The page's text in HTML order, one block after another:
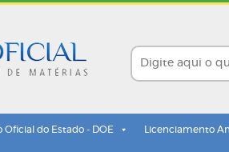
Oficial do Estado - DOE Licenciamento